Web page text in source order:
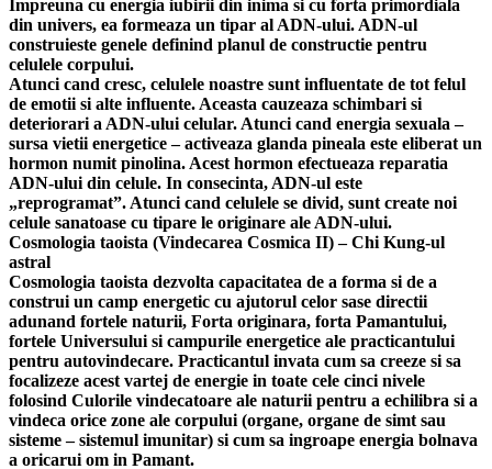
Impreuna cu energia iubirii din inima si cu forta primordiala
din univers, ea formeaza un tipar al ADN-ului. ADN-ul
construieste genele definind planul de constructie pentru
celulele corpului.
Atunci cand cresc, celulele noastre sunt influentate de tot felul
de emotii si alte influente. Aceasta cauzeaza schimbari si
deteriorari a ADN-ului celular. Atunci cand energia sexuala –
sursa vietii energetice – activeaza glanda pineala este eliberat un
hormon numit pinolina. Acest hormon efectueaza reparatia
ADN-ului din celule. In consecinta, ADN-ul este
„reprogramat”. Atunci cand celulele se divid, sunt create noi
celule sanatoase cu tipare le originare ale ADN-ului.
Cosmologia taoista (Vindecarea Cosmica II) – Chi Kung-ul
astral
Cosmologia taoista dezvolta capacitatea de a forma si de a
construi un camp energetic cu ajutorul celor sase directii
adunand fortele naturii, Forta originara, forta Pamantului,
fortele Universului si campurile energetice ale practicantului
pentru autovindecare. Practicantul invata cum sa creeze si sa
focalizeze acest vartej de energie in toate cele cinci nivele
folosind Culorile vindecatoare ale naturii pentru a echilibra si a
vindeca orice zone ale corpului (organe, organe de simt sau
sisteme – sistemul imunitar) si cum sa ingroape energia bolnava
a oricarui om in Pamant.